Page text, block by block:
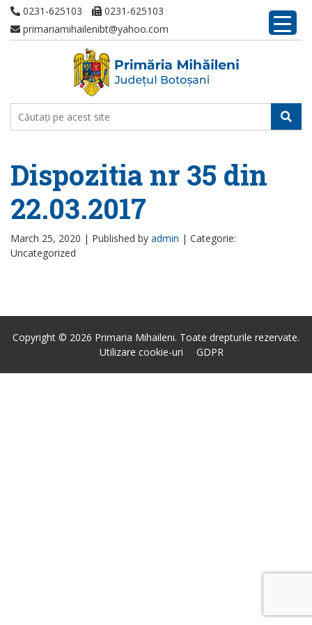
0231-625103
0231-625103
primariamihailenibt@yahoo.com
Dispozitia nr 35 din
22.03.2017
March 25, 2020 | Published by admin | Categorie:
Uncategorized
Copyright © 2026 Primaria Mihaileni. Toate drepturile rezervate.
Utilizare cookie-uri
GDPR